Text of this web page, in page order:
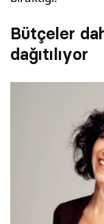
Bütçeler
dağıtılıyor